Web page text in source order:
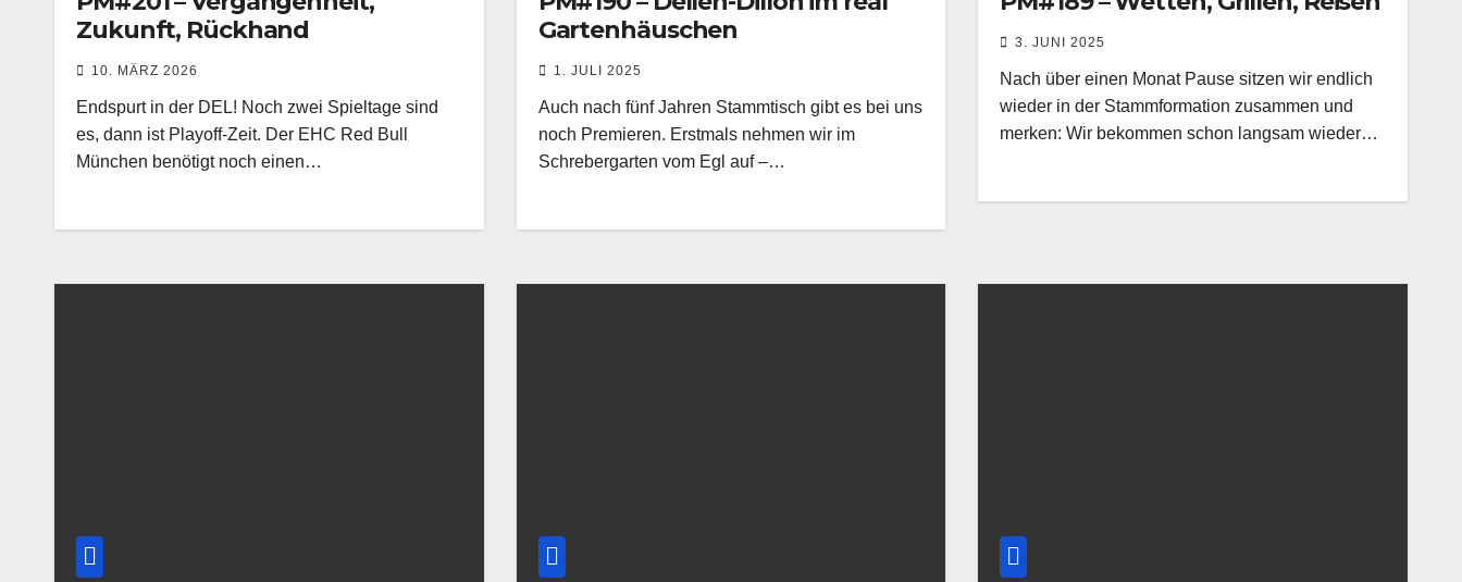
Zukunft, Rückhand
10. MÄRZ 2026
Endspurt in der DEL! Noch zwei Spieltage sind
es, dann ist Playoff-Zeit. Der EHC Red Bull
München benötigt noch einen…
Gartenhäuschen
1. JULI 2025
Auch nach fünf Jahren Stammtisch gibt es bei uns
noch Premieren. Erstmals nehmen wir im
Schrebergarten vom Egl auf –…
3. JUNI 2025
Nach über einen Monat Pause sitzen wir endlich
wieder in der Stammformation zusammen und
merken: Wir bekommen schon langsam wieder…